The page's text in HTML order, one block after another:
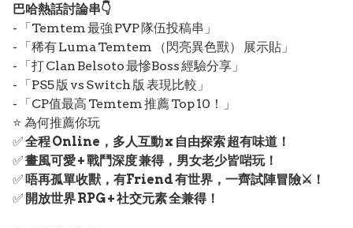
巴哈熱話討論串👇
- 「Temtem 最強 PVP 隊伍投稿串」
- 「稀有 Luma Temtem （閃亮異色獸） 展示貼」
- 「打 Clan Belsoto 最慘Boss 經驗分享」
- 「PS5 版 vs Switch 版 表現比較」
- 「CP值最高 Temtem 推薦 Top 10！」
⭐ 為何推薦你玩
✅全程 Online，多人互動 x 自由探索 超有味道！
✅畫風可愛 + 戰鬥深度 兼得，男女老少皆啱玩！
✅唔再孤單收獸，有Friend 有世界，一齊試陣冒險⚔️！
✅ 開放世界 RPG + 社交元素 全兼得！